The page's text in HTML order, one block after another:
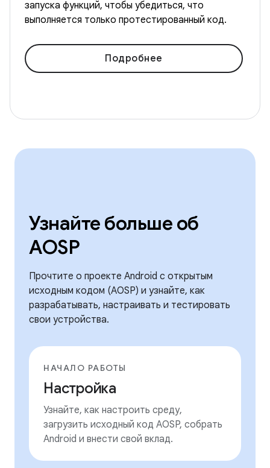
запуска функций, чтобы убедиться, что
выполняется только протестированный код.
Подробнее
Узнайте больше об
AOSP
Прочтите о проекте Android с открытым
исходным кодом (AOSP) и узнайте, как
разрабатывать, настраивать и тестировать
свои устройства.
НАЧАЛО РАБОТЫ
Настройка
Узнайте, как настроить среду,
загрузить исходный код AOSP, собрать
Android и внести свой вклад.